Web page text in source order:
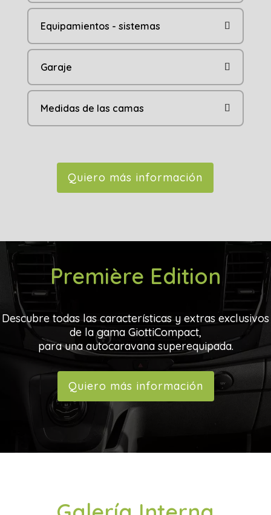
Equipamientos - sistemas
Garaje
Medidas de las camas
Quiero más información
Première Edition
Descubre todas las características y extras exclusivos
de la gama GiottiCompact,
para una autocaravana superequipada.
Quiero más información